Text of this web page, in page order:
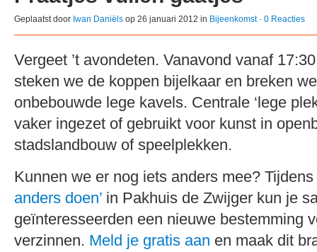
Geplaatst door Iwan Daniëls op 26 januari 2012 in Bijeenkomst· 0 Reacties
Vergeet ’t avondeten. Vanavond vanaf
steken we de koppen bijelkaar en breken
onbebouwde lege kavels. Centrale ‘lege
vaker ingezet of gebruikt voor kunst in
stadslandbouw of speelplekken.
Kunnen we er nog iets anders mee? Tijdens
anders doen’ in Pakhuis de Zwijger kun je
geïnteresseerden een nieuwe bestemming
verzinnen. Meld je gratis aan en maak dit